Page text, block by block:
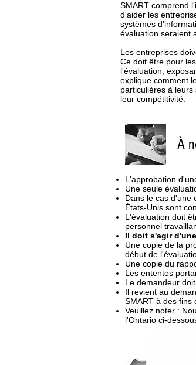
SMART comprend
d'aider les
systèmes
évaluation seraient
Les entreprises
Ce doit être pour
l'évaluation,
explique comment
particulières à
leur compétitivité.
À
L'approbation
Une seule
Dans le cas d'une
États-Unis sont
L'évaluation doit
personnel
Il doit s'agir
Une copie de la
début de
Une copie du
Les ententes
Le demandeur
Il revient au
SMART à des fins
Veuillez noter :
l'Ontario ci-